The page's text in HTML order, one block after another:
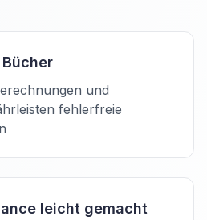
und
fehlerfreie
leicht gemacht